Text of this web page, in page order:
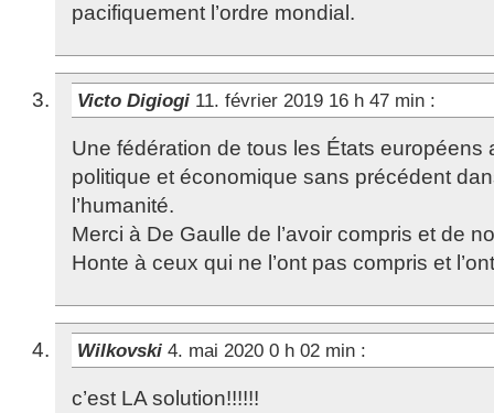
pacifiquement l’ordre mondial.
Victo Digiogi 11. février 2019 16 h 47 min :
Une fédération de tous les États européens
politique et économique sans précédent
l’humanité.
Merci à De Gaulle de l’avoir compris et de
Honte à ceux qui ne l’ont pas compris et
Wilkovski 4. mai 2020 0 h 02 min :
c’est LA solution!!!!!!